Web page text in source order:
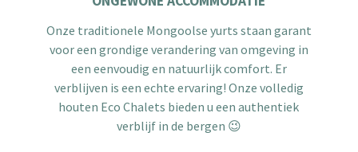
Onze traditionele Mongoolse yurts staan garant
voor een grondige verandering van omgeving in
een eenvoudig en natuurlijk comfort. Er
verblijven is een echte ervaring! Onze volledig
houten Eco Chalets bieden u een authentiek
verblijf in de bergen 😉